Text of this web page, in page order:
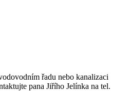
řadu nebo kanalizaci
pana Jiřího Jelínka na tel.